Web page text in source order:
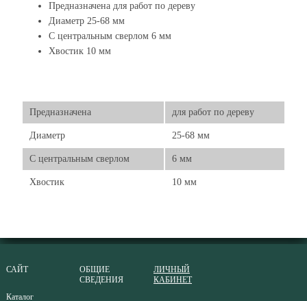
Предназначена для работ по дереву
Диаметр 25-68 мм
С центральным сверлом 6 мм
Хвостик 10 мм
Предназначена для работ по дереву
Диаметр 25-68 мм
С центральным сверлом 6 мм
Хвостик 10 мм
САЙТ
Каталог
ОБЩИЕ
СВЕДЕНИЯ
ЛИЧНЫЙ
КАБИНЕТ